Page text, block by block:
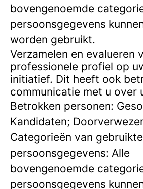
bovengenoemde
persoonsgegevens
worden gebruikt.
Verzamelen en evalueren
professionele profiel op
initiatief. Dit heeft ook
communicatie met u over
Betrokken personen:
Kandidaten;
Categorieën van gebruikte
persoonsgegevens: Alle
bovengenoemde
persoonsgegevens